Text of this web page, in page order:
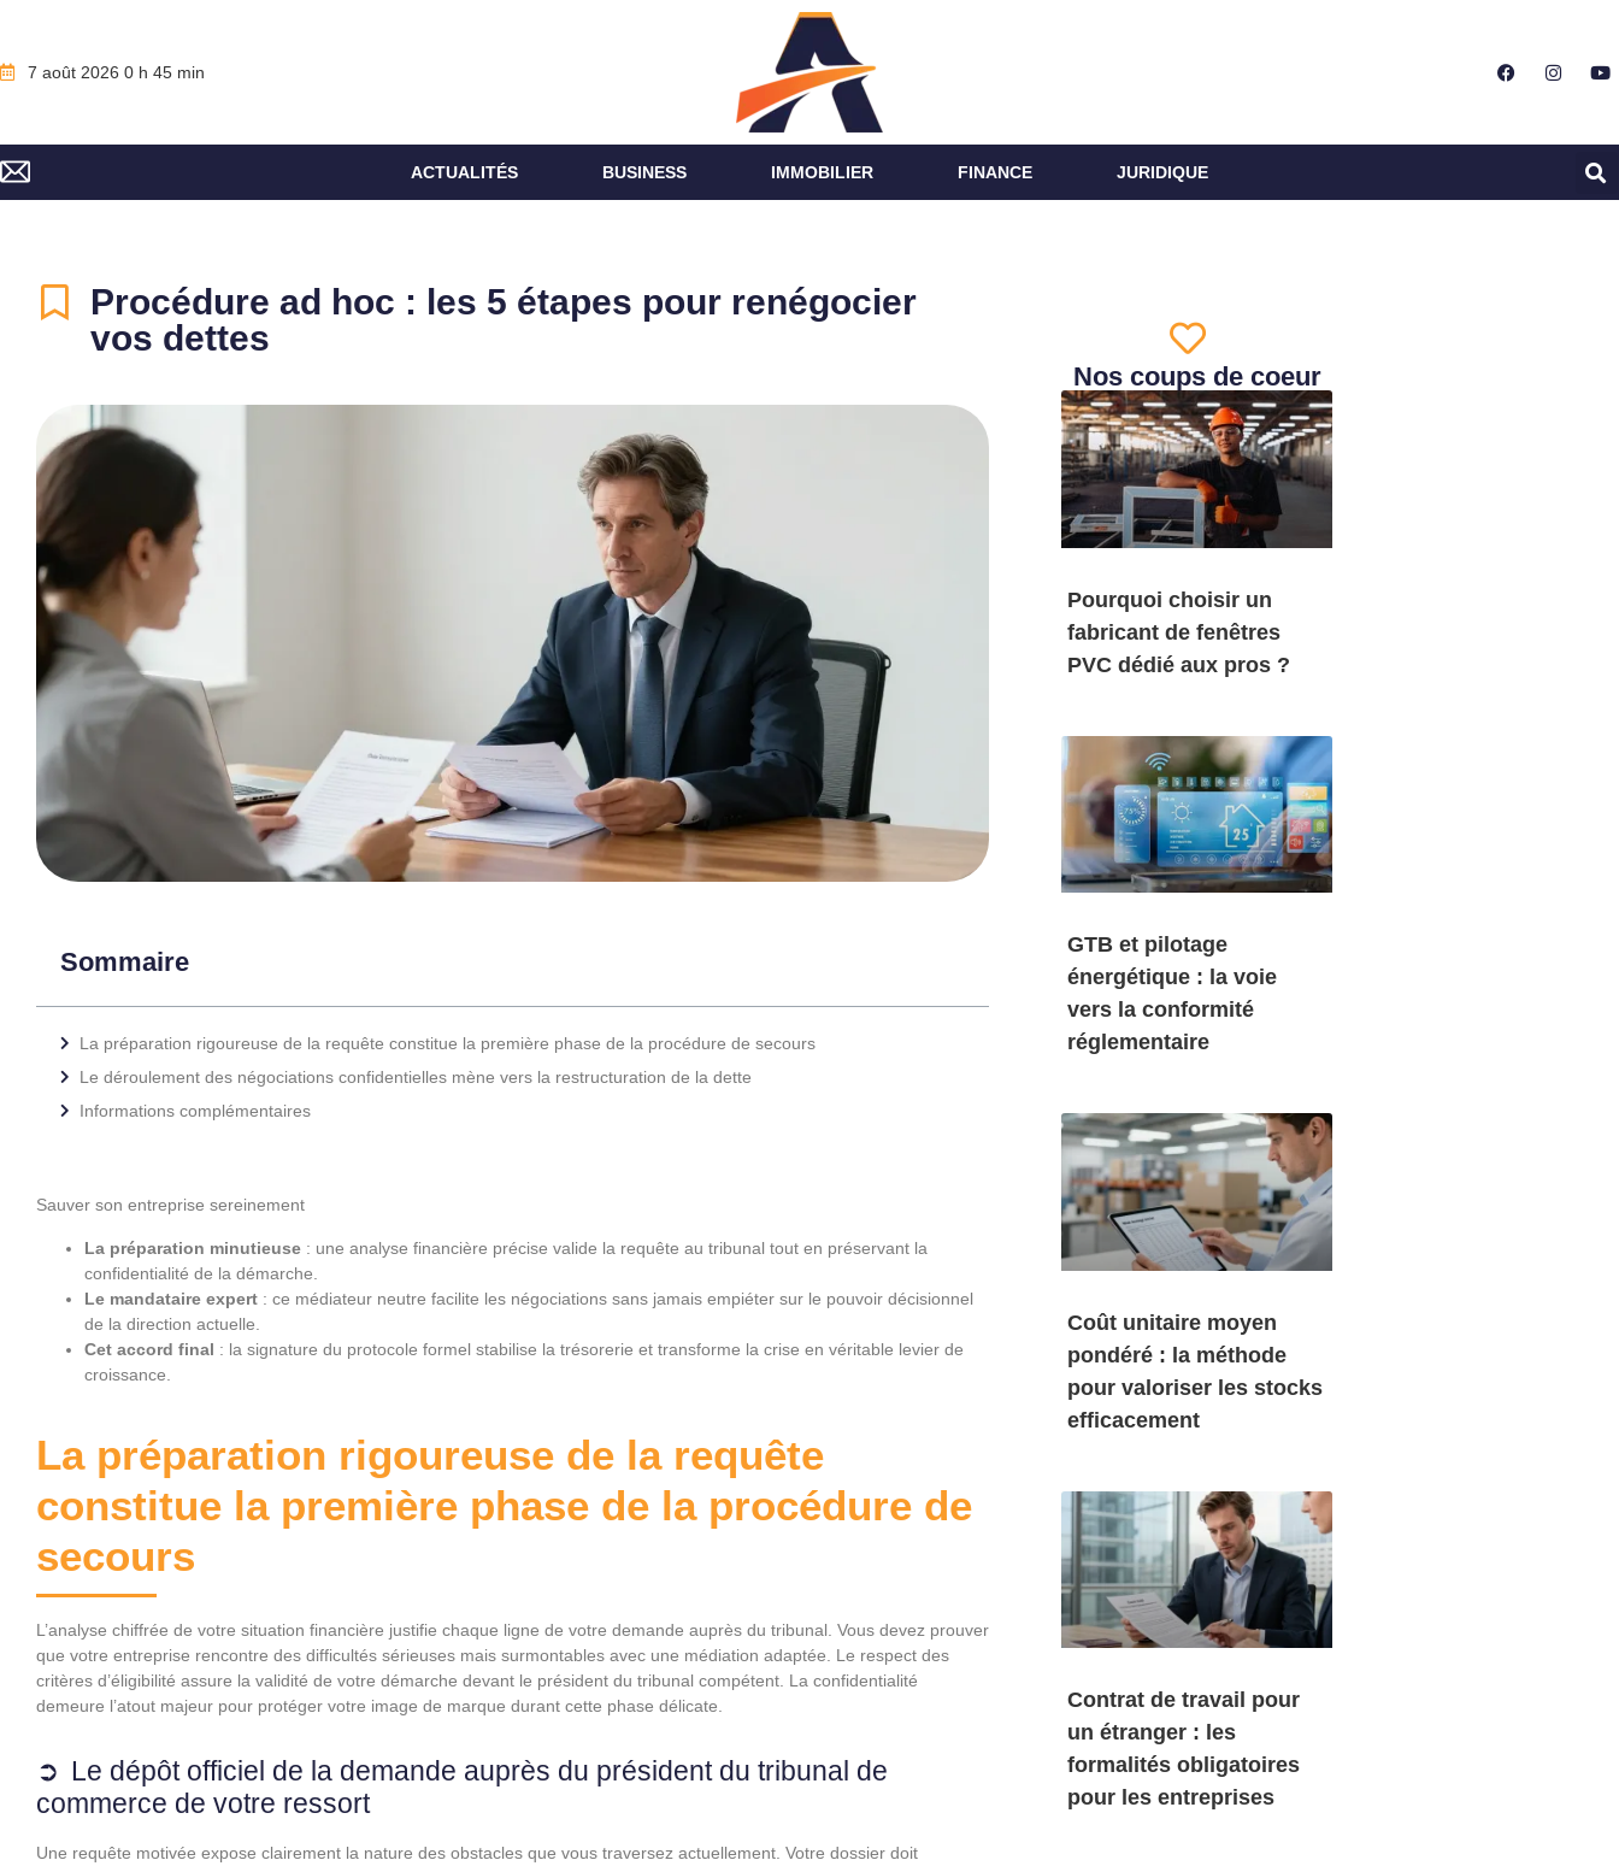
7 août 2026 0 h 45 min
ACTUALITÉS BUSINESS IMMOBILIER FINANCE JURIDIQUE
Procédure ad hoc : les 5 étapes pour renégocier
vos dettes
Sommaire
La préparation rigoureuse de la requête constitue la première phase de la procédure de secours
Le déroulement des négociations confidentielles mène vers la restructuration de la dette
Informations complémentaires
Sauver son entreprise sereinement
La préparation minutieuse : une analyse financière précise valide la requête au tribunal tout en préservant la
confidentialité de la démarche.
Le mandataire expert : ce médiateur neutre facilite les négociations sans jamais empiéter sur le pouvoir décisionnel
de la direction actuelle.
Cet accord final : la signature du protocole formel stabilise la trésorerie et transforme la crise en véritable levier de
croissance.
La préparation rigoureuse de la requête
constitue la première phase de la procédure de
secours
L’analyse chiffrée de votre situation financière justifie chaque ligne de votre demande auprès du tribunal. Vous devez prouver
que votre entreprise rencontre des difficultés sérieuses mais surmontables avec une médiation adaptée. Le respect des
critères d’éligibilité assure la validité de votre démarche devant le président du tribunal compétent. La confidentialité
demeure l’atout majeur pour protéger votre image de marque durant cette phase délicate.
Le dépôt officiel de la demande auprès du président du tribunal de
commerce de votre ressort
Une requête motivée expose clairement la nature des obstacles que vous traversez actuellement. Votre dossier doit
Nos coups de coeur
Pourquoi choisir un
fabricant de fenêtres
PVC dédié aux pros ?
GTB et pilotage
énergétique : la voie
vers la conformité
réglementaire
Coût unitaire moyen
pondéré : la méthode
pour valoriser les stocks
efficacement
Contrat de travail pour
un étranger : les
formalités obligatoires
pour les entreprises